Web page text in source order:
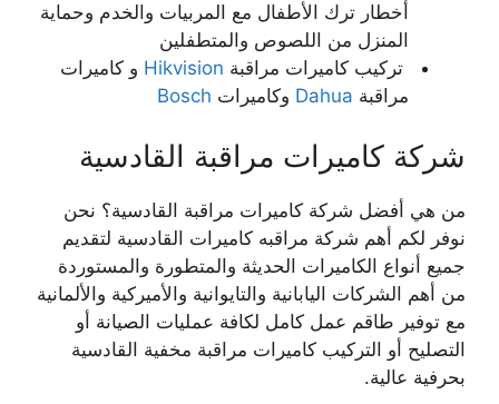
أخطار ترك الأطفال مع المربيات والخدم وحماية
المنزل من اللصوص والمتطفلين
تركيب كاميرات مراقبة Hikvision و كاميرات
مراقبة Dahua وكاميرات Bosch
شركة كاميرات مراقبة القادسية
من هي أفضل شركة كاميرات مراقبة القادسية؟ نحن
نوفر لكم أهم شركة مراقبه كاميرات القادسية لتقديم
جميع أنواع الكاميرات الحديثة والمتطورة والمستوردة
من أهم الشركات اليابانية والتايوانية والأميركية والألمانية
مع توفير طاقم عمل كامل لكافة عمليات الصيانة أو
التصليح أو التركيب كاميرات مراقبة مخفية القادسية
بحرفية عالية.